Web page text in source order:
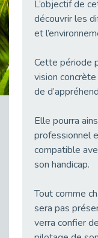
Publié le 04/05/2026
Témoignage :
Publié le 30/04/2026
Publié le 29/04/2026
Publié le 29/04/2026
Mobilisation
Publié le 24/04/2026
L’objectif de
découvrir les
et
Cette période
vision
de
Elle pourra
professionnel
compatible
son handicap.
Tout comme
sera pas
verra confier